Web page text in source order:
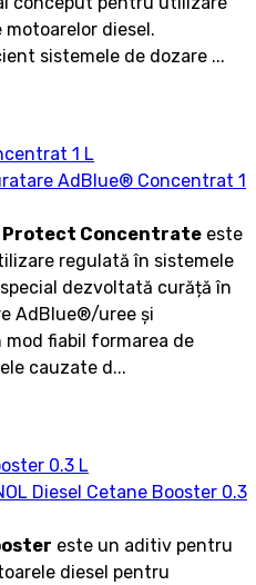
motoarelor diesel.
sistemele de dozare ...
AdBlue® Concentrat 1
Protect Concentrate este
regulată în sistemele
dezvoltată curăță în
AdBlue®/uree și
mod fiabil formarea de
cauzate d...
Diesel Cetane Booster 0.3
este un aditiv pentru
diesel pentru